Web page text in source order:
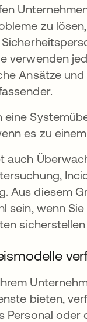
zu
verwenden
Ansätze und
eine
es zu
auch
Aus diesem
sein, wenn
sicherstellen
bieten,
Personal oder